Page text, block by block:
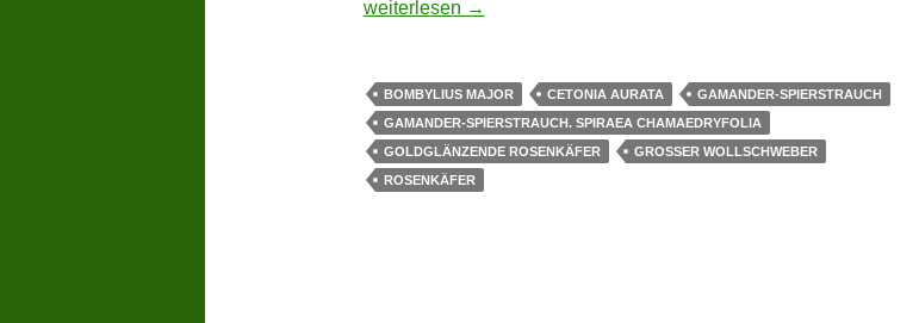
Der Tisch ist gedeckt!
weiterlesen →
BOMBYLIUS MAJOR CETONIA AURATA
GAMANDER-SPIERSTRAUCH
GAMANDER-SPIERSTRAUCH. SPIRAEA CHAMAEDRYFOLIA
GOLDGLÄNZENDE ROSENKÄFER
GROSSER WOLLSCHWEBER
ROSENKÄFER